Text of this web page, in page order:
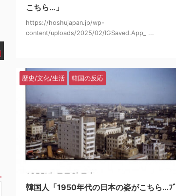
こちら…」
https://hoshujapan.jp/wp-
content/uploads/2025/02/IGSaved.App_ ...
歴史/文化/生活 韓国の反応
韓国人「1950年代の日本の姿がこちら…ﾌﾞ